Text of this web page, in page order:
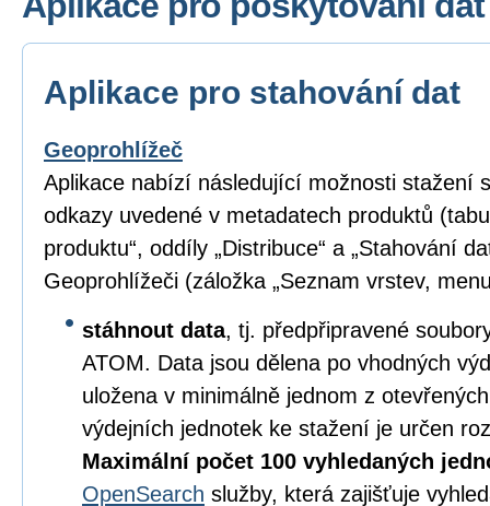
Aplikace pro stahování dat
Geoprohlížeč
Aplikace nabízí následující možnosti stažení
odkazy uvedené v metadatech produktů
produktu“, oddíly „Distribuce“ a „Stahování
Geoprohlížeči (záložka „Seznam vrstev,
stáhnout data, tj. předpřipravené
ATOM. Data jsou dělena po vhodných
uložena v minimálně jednom z
výdejních jednotek ke stažení je určen
Maximální počet 100 vyhledaných
OpenSearch služby, která zajišťuje